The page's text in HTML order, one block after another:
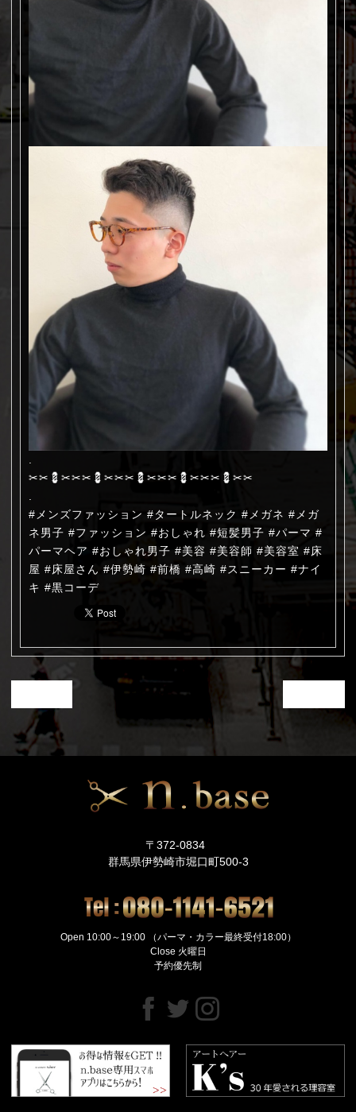
✂︎✂︎💈✂︎✂︎✂︎💈✂︎✂︎✂︎💈✂︎✂︎✂︎💈✂︎✂︎✂︎💈✂︎✂︎
#メンズファッション #タートルネック #メガネ #メガ
ネ男子 #ファッション #おしゃれ #短髪男子 #パーマ #
パーマヘア #おしゃれ男子 #美容 #美容師 #美容室 #床
屋 #床屋さん #伊勢崎 #前橋 #高崎 #スニーカー #ナイ
キ #黒コーデ
〒372-0834
群馬県伊勢崎市堀口町500-3
Open 10:00～19:00 （パーマ・カラー最終受付18:00）
Close 火曜日
予約優先制